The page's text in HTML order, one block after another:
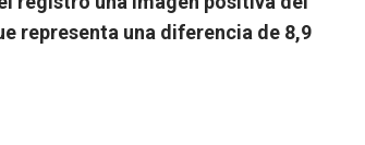
representa una diferencia de 8,9